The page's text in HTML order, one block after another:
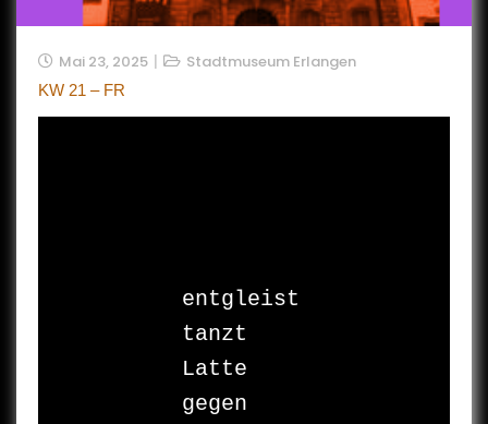
Mai 23, 2025 Stadtmuseum Erlangen
KW 21 – FR
entgleist
tanzt
Latte
gegen